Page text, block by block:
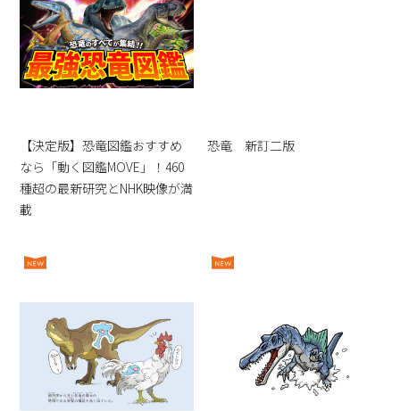
【決定版】恐竜図鑑おすすめ
なら「動く図鑑MOVE」！460
種超の最新研究とNHK映像が満
載
恐竜 新訂二版